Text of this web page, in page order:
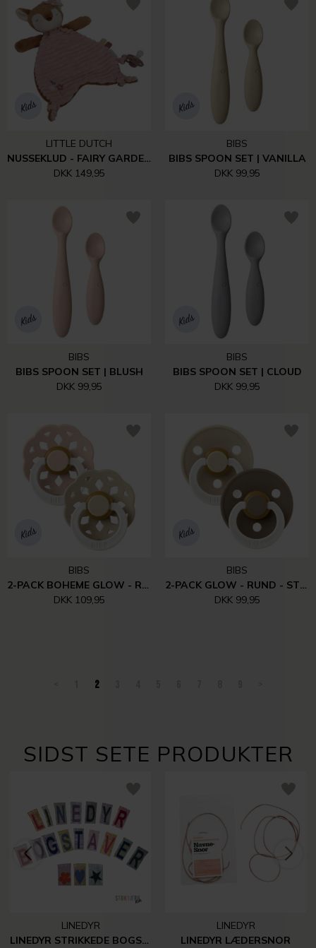
LITTLE DUTCH
NUSSEKLUD - FAIRY GARDEN
DKK 149,95
BIBS
BIBS SPOON SET | VANILLA
DKK 99,95
BIBS
BIBS SPOON SET | BLUSH
DKK 99,95
BIBS
BIBS SPOON SET | CLOUD
DKK 99,95
BIBS
2-PACK BOHEME GLOW - RUND - STR. 1 | BLUSH/VANILLA
DKK 109,95
BIBS
2-PACK GLOW - RUND - STR. 1 | VANILLA/DARK OAK
DKK 99,95
2
SIDST SETE PRODUKTER
LINEDYR
LINEDYR STRIKKEDE BOGSTAVER, TAL MM.
LINEDYR
LINEDYR LÆDERSNOR